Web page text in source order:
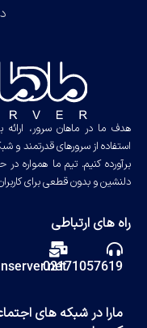
هدف ما در ماهان سرور،
استفاده از سرورهای قدرتمند و
برآورده کنیم. تیم ما همواره
دلنشین و بدون قطعی برای
راه های ارتباطی
02171057619
مارا در شبکه های